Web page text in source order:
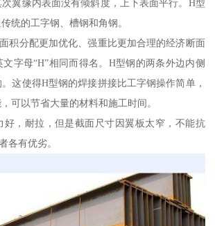
翼缘内表面没有倾斜度，上下表面平行。H型
统的工字钢、槽钢和角钢。
积分配更加优化、强重比更加合理的经济断面
字母“H”相同而得名。H型钢的两条外边内侧
这使得H型钢的焊接拼接比工字钢操作简单，
可以节省大量的材料和施工时间。
好，耐拉，但是截面尺寸因翼板太窄，不能抗
各有优劣。